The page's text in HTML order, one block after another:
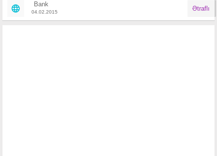
Bank
04.02.2015 Ətraflı